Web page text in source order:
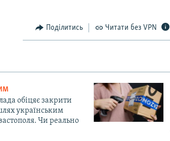
Поділитись Читати без VPN
обіцяє закрити
українським
Чи реально